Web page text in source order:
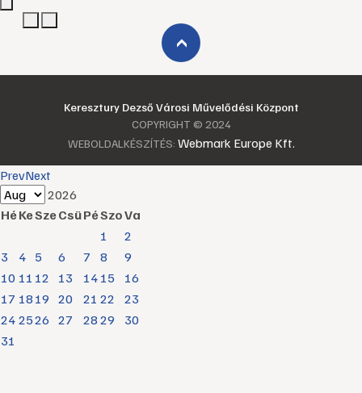
›
Keresztury Dezső Városi Művelődési Központ
COPYRIGHT © 2024
WEBOLDALKÉSZÍTÉS: Webmark Europe Kft.
PrevNext
2026
HéKeSzeCsüPéSzoVa
1
2
3
4 5 6 7 8
9
10 11 12 13 14 15
16
17 18 19 20 21 22
23
24 2526 27 28 29
30
31